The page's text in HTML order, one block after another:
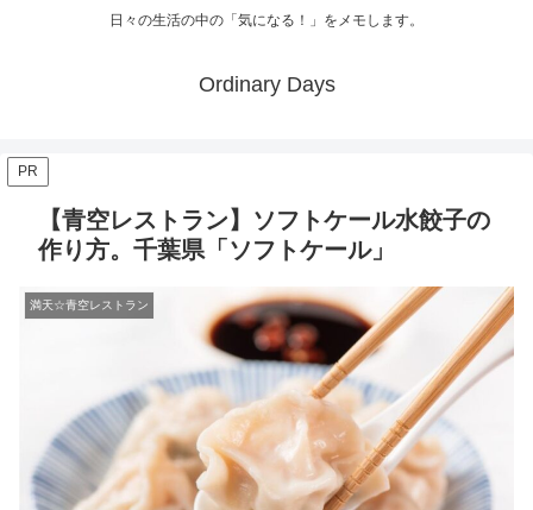
日々の生活の中の「気になる！」をメモします。
Ordinary Days
PR
【青空レストラン】ソフトケール水餃子の
作り方。千葉県「ソフトケール」
満天☆青空レストラン